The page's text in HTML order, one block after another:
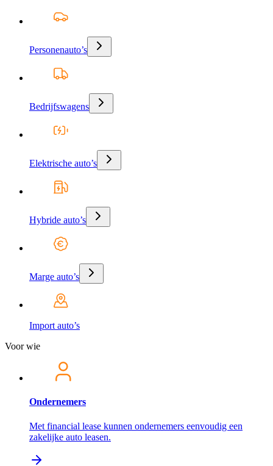
Personenauto’s
Bedrijfswagens
Elektrische auto’s
Hybride auto’s
Marge auto’s
Import auto’s
Voor wie
Ondernemers
Met financial lease kunnen ondernemers eenvoudig een
zakelijke auto leasen.